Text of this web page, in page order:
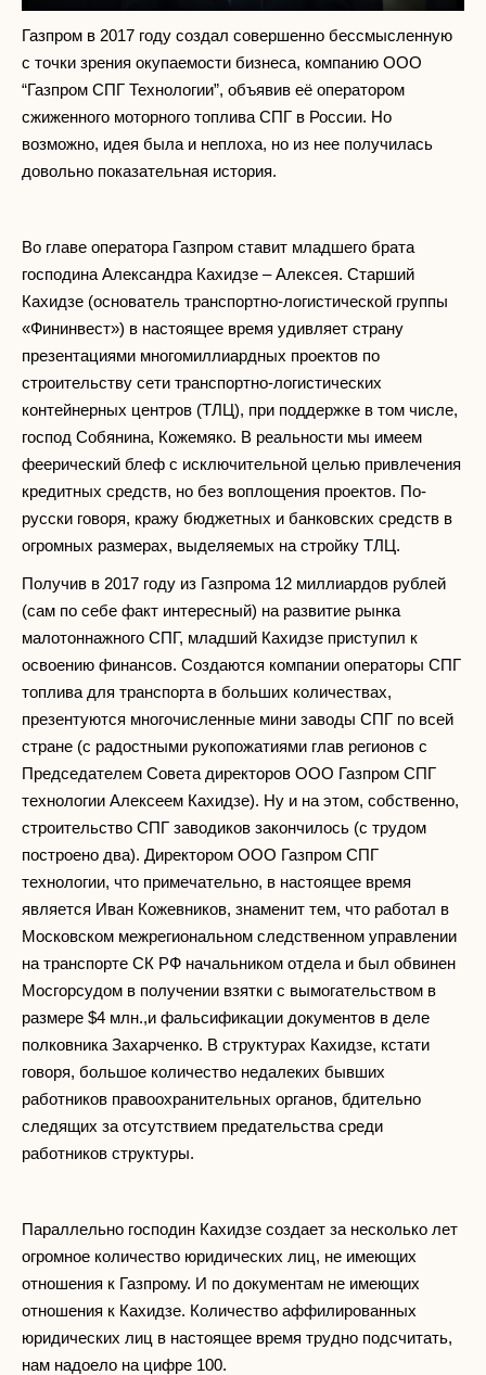
Play Mute SettingsPIP
Enter
Газпром в 2017 году создал совершенно бессмысленную
с точки зрения окупаемости бизнеса, компанию ООО
“Газпром СПГ Технологии”, объявив её оператором
сжиженного моторного топлива СПГ в России. Но
возможно, идея была и неплоха, но из нее получилась
довольно показательная история.
Во главе оператора Газпром ставит младшего брата
господина Александра Кахидзе – Алексея. Старший
Кахидзе (основатель транспортно-логистической группы
«Фининвест») в настоящее время удивляет страну
презентациями многомиллиардных проектов по
строительству сети транспортно-логистических
контейнерных центров (ТЛЦ), при поддержке в том числе,
господ Собянина, Кожемяко. В реальности мы имеем
феерический блеф с исключительной целью привлечения
кредитных средств, но без воплощения проектов. По-
русски говоря, кражу бюджетных и банковских средств в
огромных размерах, выделяемых на стройку ТЛЦ.
Получив в 2017 году из Газпрома 12 миллиардов рублей
(сам по себе факт интересный) на развитие рынка
малотоннажного СПГ, младший Кахидзе приступил к
освоению финансов. Создаются компании операторы СПГ
топлива для транспорта в больших количествах,
презентуются многочисленные мини заводы СПГ по всей
стране (с радостными рукопожатиями глав регионов с
Председателем Совета директоров ООО Газпром СПГ
технологии Алексеем Кахидзе). Ну и на этом, собственно,
строительство СПГ заводиков закончилось (с трудом
построено два). Директором ООО Газпром СПГ
технологии, что примечательно, в настоящее время
является Иван Кожевников, знаменит тем, что работал в
Московском межрегиональном следственном управлении
на транспорте СК РФ начальником отдела и был обвинен
Мосгорсудом в получении взятки с вымогательством в
размере $4 млн.,и фальсификации документов в деле
полковника Захарченко. В структурах Кахидзе, кстати
говоря, большое количество недалеких бывших
работников правоохранительных органов, бдительно
следящих за отсутствием предательства среди
работников структуры.
Параллельно господин Кахидзе создает за несколько лет
огромное количество юридических лиц, не имеющих
отношения к Газпрому. И по документам не имеющих
отношения к Кахидзе. Количество аффилированных
юридических лиц в настоящее время трудно подсчитать,
нам надоело на цифре 100.